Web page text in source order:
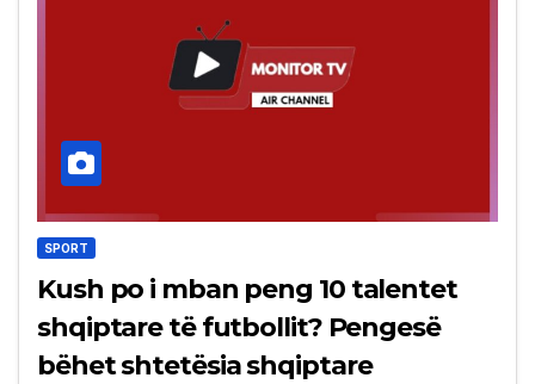
SPORT
Kush po i mban peng 10 talentet
shqiptare të futbollit? Pengesë
bëhet shtetësia shqiptare